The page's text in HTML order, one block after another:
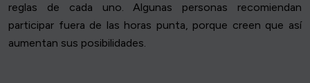
reglas de cada uno. Algunas personas recomiendan
participar fuera de las horas punta, porque creen que así
aumentan sus posibilidades.